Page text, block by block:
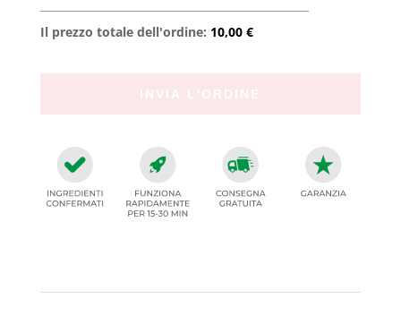
Il prezzo totale dell'ordine: 10,00 €